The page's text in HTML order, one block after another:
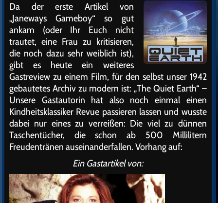
Da der erste Artikel von
„Janeways Gameboy“ so gut
ankam (oder Ihr Euch nicht
trautet, eine Frau zu kritisieren,
die noch dazu sehr weiblich ist),
gibt es heute ein weiteres
Gastreview zu einem Film, für den selbst unser 1942
gebautetes Archiv zu modern ist: „The Quiet Earth“ –
Unsere Gastautorin hat also noch einmal einen
Kindheitsklassiker Revue passieren lassen und wusste
dabei nur eines zu verreißen: Die viel zu dünnen
Taschentücher, die schon ab 500 Millilitern
Freudentränen auseinanderfallen. Vorhang auf:
Ein Gastartikel von: